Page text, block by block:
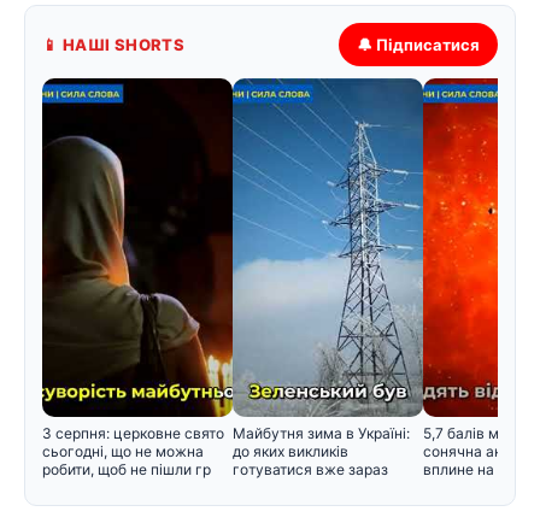
📱 НАШІ SHORTS 🔔 Підписатися
3 серпня: церковне свято
сьогодні, що не можна
робити, щоб не пішли гр
Майбутня зима в Україні:
до яких викликів
готуватися вже зараз
5,7 балів
сонячна
вплине на